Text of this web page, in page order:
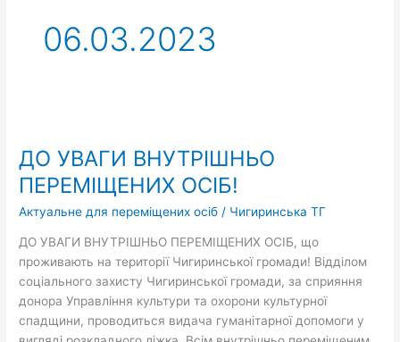
06.03.2023
ДО УВАГИ ВНУТРІШНЬО
ПЕРЕМІЩЕНИХ ОСІБ!
Актуальне для переміщених осіб / Чигиринська ТГ
ДО УВАГИ ВНУТРІШНЬО ПЕРЕМІЩЕНИХ ОСІБ, що
проживають на території Чигиринської громади! Відділом
соціального захисту Чигиринської громади, за сприяння
донора Управління культури та охорони культурної
спадщини, проводиться видача гуманітарної допомоги у
ВНУТРІШНЬО
ПЕРЕМІЩЕНИХ
ОСІБ!